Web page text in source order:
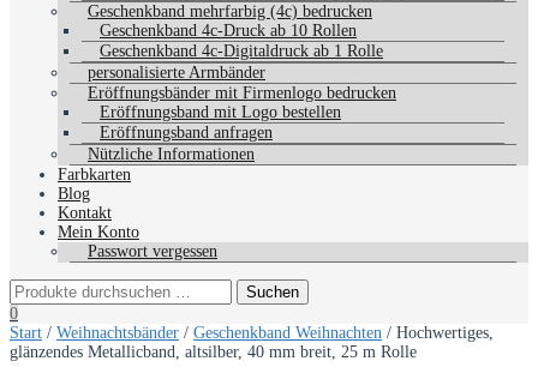
Geschenkband mehrfarbig (4c) bedrucken
Geschenkband 4c-Druck ab 10 Rollen
Geschenkband 4c-Digitaldruck ab 1 Rolle
personalisierte Armbänder
Eröffnungsbänder mit Firmenlogo bedrucken
Eröffnungsband mit Logo bestellen
Eröffnungsband anfragen
Nützliche Informationen
Farbkarten
Blog
Kontakt
Mein Konto
Passwort vergessen
0
Start / Weihnachtsbänder / Geschenkband Weihnachten / Hochwertiges,
glänzendes Metallicband, altsilber, 40 mm breit, 25 m Rolle